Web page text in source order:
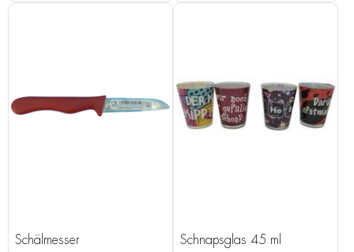
Schälmesser Schnapsglas 45 ml